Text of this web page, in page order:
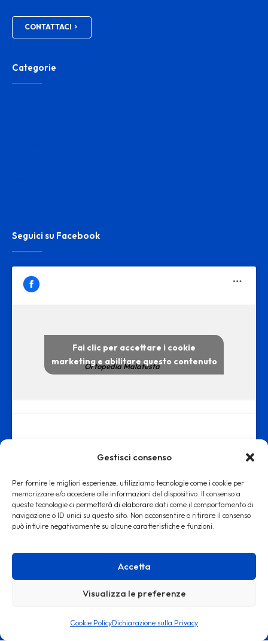
Gestisci consenso
Per fornire le migliori esperienze, utilizziamo tecnologie come i cookie per
memorizzare e/o accedere alle informazioni del dispositivo. Il consenso a
queste tecnologie ci permetterà di elaborare dati come il comportamento di
navigazione o ID unici su questo sito. Non acconsentire o ritirare il consenso
può influire negativamente su alcune caratteristiche e funzioni.
Accetta
Visualizza le preferenze
Cookie PolicyDichiarazione sulla Privacy
CONTATTACI
Categorie
Seguici su Facebook
Ortopedia Malatesta
Fai clic per accettare i cookie
marketing e abilitare questo contenuto
www.ortopediamalatesta.it - copyright 2019 © - Iscrizione alla Camera
di Commercio di Roma REA RM: 1553167